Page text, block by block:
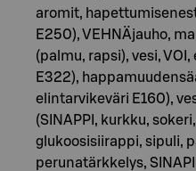
aromit,
E250), VEHNÄjauho,
(palmu, rapsi), vesi,
E322),
elintarvikeväri E160),
(SINAPPI, kurkku,
glukoosisiirappi, sipuli,
perunatärkkelys,